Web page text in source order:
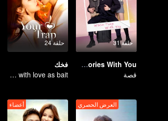
حلقة 31
My Memories With You
قصة
حلقة 24
فخك
Lure you into the trap with love as bait
العرض الحصري أعضاء